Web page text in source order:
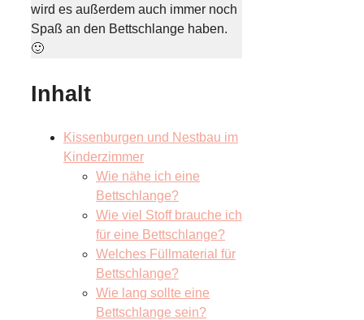
wird es außerdem auch immer noch
Spaß an den Bettschlange haben.
🙂
Inhalt
Kissenburgen und Nestbau im
Kinderzimmer
Wie nähe ich eine
Bettschlange?
Wie viel Stoff brauche ich
für eine Bettschlange?
Welches Füllmaterial für
Bettschlange?
Wie lang sollte eine
Bettschlange sein?